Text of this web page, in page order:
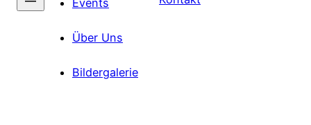
Events
Über Uns
Bildergalerie